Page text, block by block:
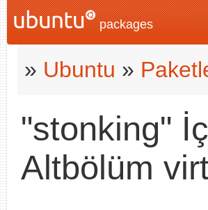
packages
» Ubuntu »
"stonking"
Altbölüm